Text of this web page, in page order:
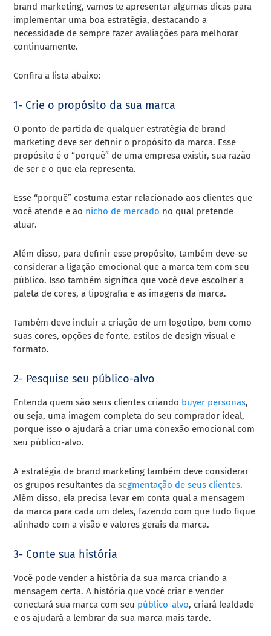
brand marketing, vamos te apresentar algumas dicas para
implementar uma boa estratégia, destacando a
necessidade de sempre fazer avaliações para melhorar
continuamente.
Confira a lista abaixo:
1- Crie o propósito da sua marca
O ponto de partida de qualquer estratégia de brand
marketing deve ser definir o propósito da marca. Esse
propósito é o “porquê” de uma empresa existir, sua razão
de ser e o que ela representa.
Esse “porquê” costuma estar relacionado aos clientes que
você atende e ao nicho de mercado no qual pretende
atuar.
Além disso, para definir esse propósito, também deve-se
considerar a ligação emocional que a marca tem com seu
público. Isso também significa que você deve escolher a
paleta de cores, a tipografia e as imagens da marca.
Também deve incluir a criação de um logotipo, bem como
suas cores, opções de fonte, estilos de design visual e
formato.
2- Pesquise seu público-alvo
Entenda quem são seus clientes criando buyer personas,
ou seja, uma imagem completa do seu comprador ideal,
porque isso o ajudará a criar uma conexão emocional com
seu público-alvo.
A estratégia de brand marketing também deve considerar
os grupos resultantes da segmentação de seus clientes.
Além disso, ela precisa levar em conta qual a mensagem
da marca para cada um deles, fazendo com que tudo fique
alinhado com a visão e valores gerais da marca.
3- Conte sua história
Você pode vender a história da sua marca criando a
mensagem certa. A história que você criar e vender
conectará sua marca com seu público-alvo, criará lealdade
e os ajudará a lembrar da sua marca mais tarde.